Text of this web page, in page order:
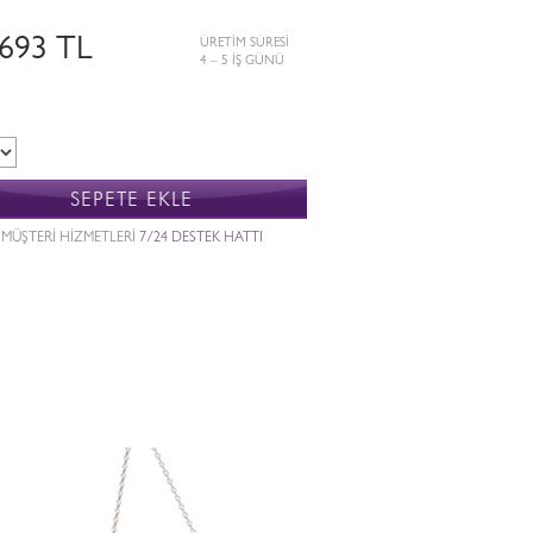
TL
ÜRETİM SÜRESİ
4 – 5 İŞ GÜNÜ
SEPETE EKLE
MÜŞTERİ HİZMETLERİ 7/24 DESTEK HATTI